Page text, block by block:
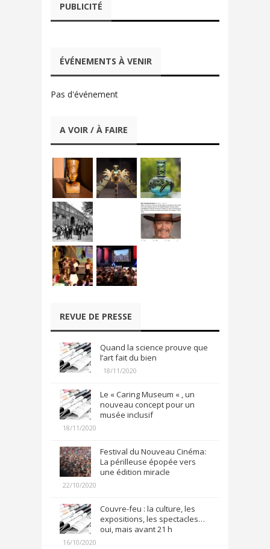
PUBLICITÉ
ÉVÉNEMENTS À VENIR
Pas d'événement
A VOIR / À FAIRE
REVUE DE PRESSE
Quand la science prouve que
l’art fait du bien
18/11/2020
Le « Caring Museum « , un
nouveau concept pour un
musée inclusif
18/11/2020
Festival du Nouveau Cinéma:
La périlleuse épopée vers
une édition miracle
22/10/2020
Couvre-feu : la culture, les
expositions, les spectacles…
oui, mais avant 21 h
16/10/2020